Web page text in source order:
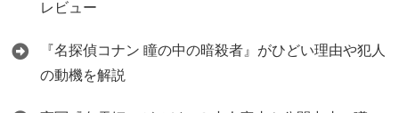
レビュー
『名探偵コナン 瞳の中の暗殺者』がひどい理由や犯人
の動機を解説